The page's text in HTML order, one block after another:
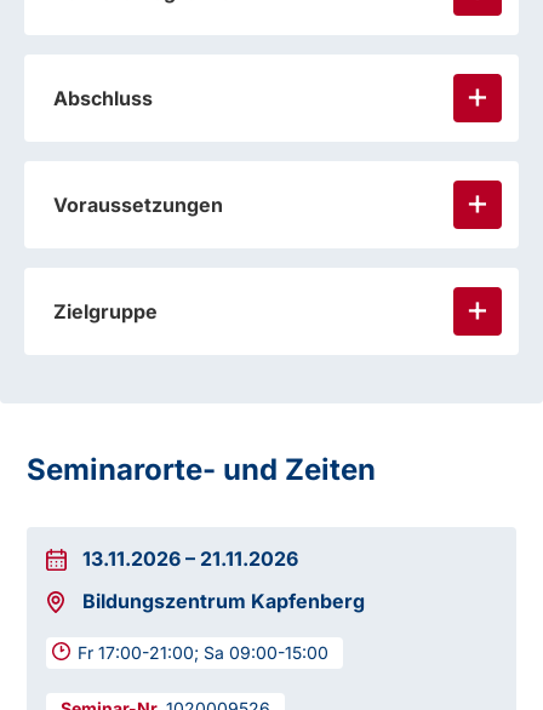
Herz-Kreislauf-System
Atmungs-System
Sie lernen auch:
Abschluss
Voraussetzungen
Zielgruppe
Seminarorte- und Zeiten
13.11.2026 – 21.11.2026
Bildungszentrum Kapfenberg
Fr 17:00-21:00; Sa 09:00-15:00